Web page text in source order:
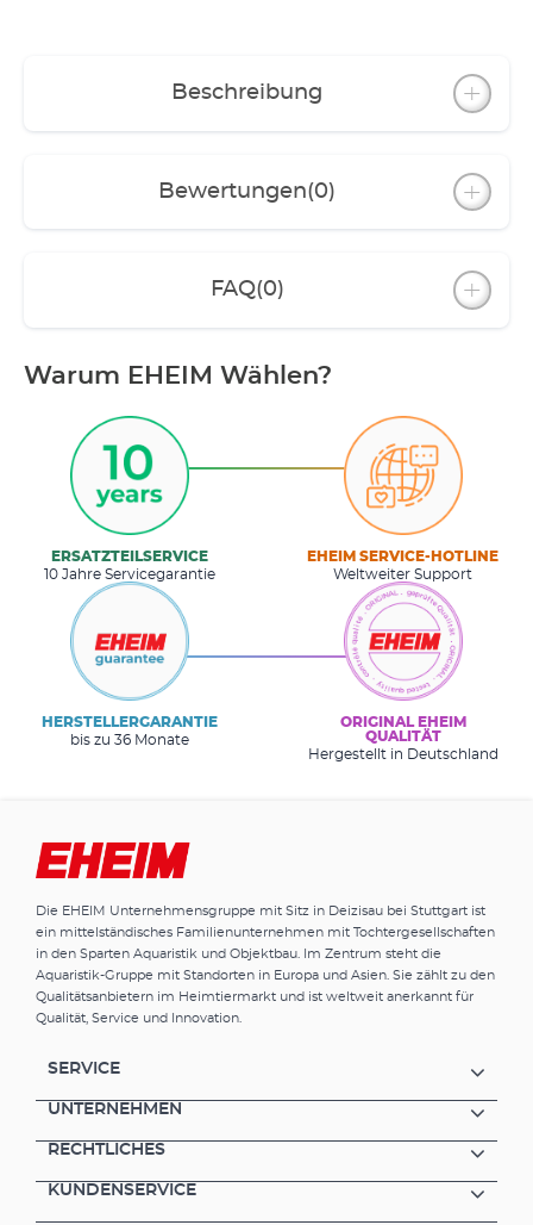
Beschreibung
Bewertungen(0)
FAQ(0)
Warum EHEIM Wählen?
ERSATZTEILSERVICE
10 Jahre Servicegarantie
EHEIM SERVICE-HOTLINE
Weltweiter Support
HERSTELLERGARANTIE
bis zu 36 Monate
ORIGINAL EHEIM
QUALITÄT
Hergestellt in Deutschland
Die EHEIM Unternehmensgruppe mit Sitz in Deizisau bei Stuttgart ist
ein mittelständisches Familienunternehmen mit Tochtergesellschaften
in den Sparten Aquaristik und Objektbau. Im Zentrum steht die
Aquaristik-Gruppe mit Standorten in Europa und Asien. Sie zählt zu den
Qualitätsanbietern im Heimtiermarkt und ist weltweit anerkannt für
Qualität, Service und Innovation.
SERVICE
UNTERNEHMEN
RECHTLICHES
KUNDENSERVICE